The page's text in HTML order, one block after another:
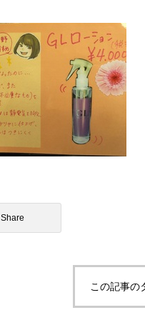
Share
この記事の